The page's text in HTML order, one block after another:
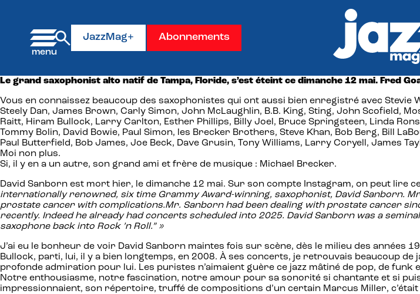
JazzMag+ Abonnements
Le grand saxophonist alto natif de Tampa, Floride, s’est éteint ce dimanche 12 mai. Fred
Vous en connaissez beaucoup des saxophonistes qui ont aussi bien enregistré avec Stevie
Steely Dan, James Brown, Carly Simon, John McLaughlin, B.B. King, Sting, John Scofield,
Raitt, Hiram Bullock, Larry Carlton, Esther Phillips, Billy Joel, Bruce Springsteen, Linda
Tommy Bolin, David Bowie, Paul Simon, les Brecker Brothers, Steve Khan, Bob Berg, Bill
Paul Butterfield, Bob James, Joe Beck, Dave Grusin, Tony Williams, Larry Coryell, James
Moi non plus.
Si, il y en a un autre, son grand ami et frère de musique : Michael Brecker.
David Sanborn est mort hier, le dimanche 12 mai. Sur son compte Instagram, on peut lire
internationally renowned, six time Grammy Award-winning, saxophonist, David Sanborn.
prostate cancer with complications.Mr. Sanborn had been dealing with prostate cancer
recently. Indeed he already had concerts scheduled into 2025. David Sanborn was a
saxophone back into Rock ’n Roll.” »
J’ai eu le bonheur de voir David Sanborn maintes fois sur scène, dès le milieu des années
Bullock, parti, lui, il y a bien longtemps, en 2008. À ses concerts, je retrouvais beaucoup de
profonde admiration pour lui. Les puristes n’aimaient guère ce jazz mâtiné de pop, de funk
Notre enthousiasme, notre fascination, notre amour pour sa sonorité si chantante et si
impressionnaient, son répertoire, truffé de compositions d’un certain Marcus Miller,